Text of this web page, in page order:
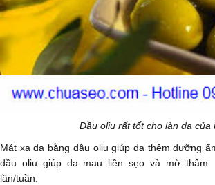
Dầu oliu rất tốt cho làn da của
Mát xa da bằng dầu oliu giúp da thêm dưỡng
dầu oliu giúp da mau liền sẹo và mờ
lần/tuần.